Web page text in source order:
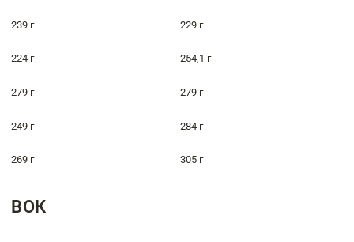
239 г 229 г
224 г 254,1 г
279 г 279 г
249 г 284 г
269 г 305 г
ВОК